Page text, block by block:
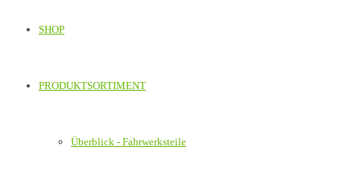
SHOP
PRODUKTSORTIMENT
Überblick - Fahrwerksteile